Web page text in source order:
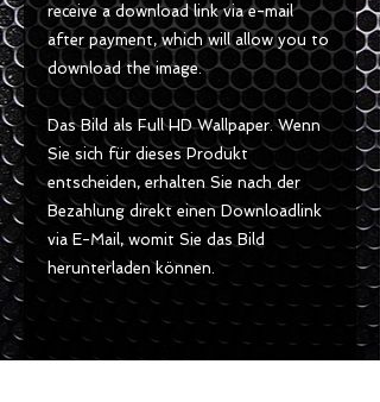
receive a download link via e-mail
after payment, which will allow you to
download the image.
Das Bild als Full HD Wallpaper. Wenn
Sie sich für dieses Produkt
entscheiden, erhalten Sie nach der
Bezahlung direkt einen Downloadlink
via E-Mail, womit Sie das Bild
herunterladen können.